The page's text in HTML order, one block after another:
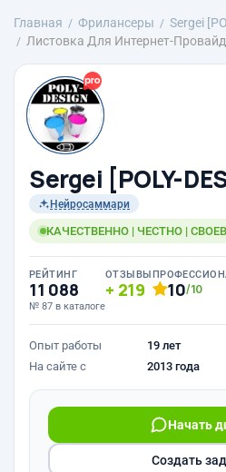
Главная Фрилансеры Sergei
Листовка Для Интернет-
Sergei [POLY-
Нейросаммари
КАЧЕСТВЕННО | ЧЕСТНО |
РЕЙТИНГ
11 088
№ 87 в каталоге
ОТЗЫВЫ
219 10/10
Опыт работы
19 лет
На сайте с
2013 года
Начать
Создать